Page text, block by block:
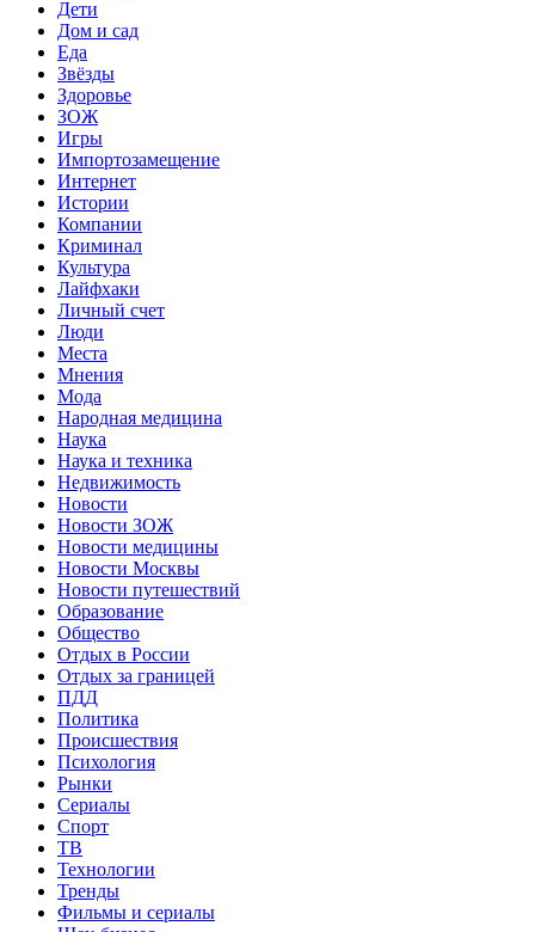
Дети
Дом и сад
Еда
Звёзды
Здоровье
ЗОЖ
Игры
Импортозамещение
Интернет
Истории
Компании
Криминал
Культура
Лайфхаки
Личный счет
Люди
Места
Мнения
Мода
Народная медицина
Наука
Наука и техника
Недвижимость
Новости
Новости ЗОЖ
Новости медицины
Новости Москвы
Новости путешествий
Образование
Общество
Отдых в России
Отдых за границей
ПДД
Политика
Происшествия
Психология
Рынки
Сериалы
Спорт
ТВ
Технологии
Тренды
Фильмы и сериалы